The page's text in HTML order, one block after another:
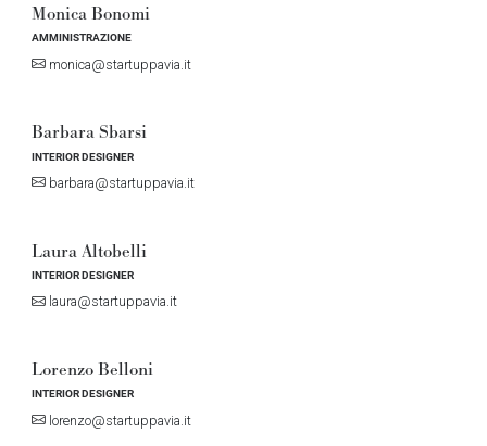
Monica Bonomi
AMMINISTRAZIONE
monica@startuppavia.it
Barbara Sbarsi
INTERIOR DESIGNER
barbara@startuppavia.it
Laura Altobelli
INTERIOR DESIGNER
laura@startuppavia.it
Lorenzo Belloni
INTERIOR DESIGNER
lorenzo@startuppavia.it